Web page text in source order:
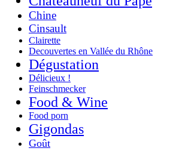
Chine
Cinsault
Clairette
Decouvertes en Vallée du Rhône
Dégustation
Délicieux !
Feinschmecker
Food & Wine
Food porn
Gigondas
Goût